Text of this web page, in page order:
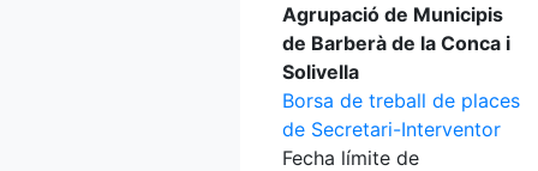
Agrupació de Municipis
de Barberà de la Conca i
Solivella
Borsa de treball de places
de Secretari-Interventor
Fecha límite de